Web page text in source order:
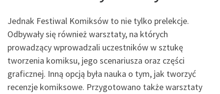
Jednak Festiwal Komiksów to nie tylko prelekcje.
Odbywały się również warsztaty, na których
prowadzący wprowadzali uczestników w sztukę
tworzenia komiksu, jego scenariusza oraz części
graficznej. Inną opcją była nauka o tym, jak tworzyć
recenzje komiksowe. Przygotowano także warsztaty